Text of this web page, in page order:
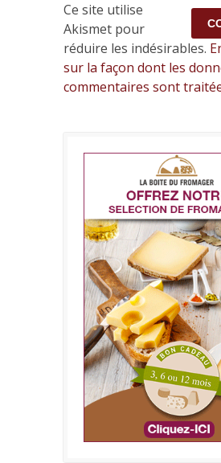
Ce site utilise
Akismet pour
réduire les indésirables.
sur la façon dont les
commentaires sont